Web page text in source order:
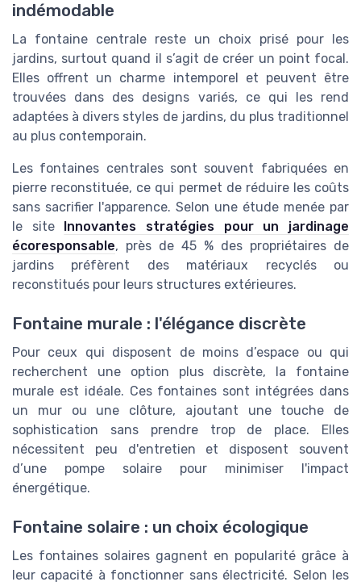
indémodable
La fontaine centrale reste un choix prisé pour les
jardins, surtout quand il s’agit de créer un point focal.
Elles offrent un charme intemporel et peuvent être
trouvées dans des designs variés, ce qui les rend
adaptées à divers styles de jardins, du plus traditionnel
au plus contemporain.
Les fontaines centrales sont souvent fabriquées en
pierre reconstituée, ce qui permet de réduire les coûts
sans sacrifier l'apparence. Selon une étude menée par
le site Innovantes stratégies pour un jardinage
écoresponsable, près de 45 % des propriétaires de
jardins préfèrent des matériaux recyclés ou
reconstitués pour leurs structures extérieures.
Fontaine murale : l'élégance discrète
Pour ceux qui disposent de moins d’espace ou qui
recherchent une option plus discrète, la fontaine
murale est idéale. Ces fontaines sont intégrées dans
un mur ou une clôture, ajoutant une touche de
sophistication sans prendre trop de place. Elles
nécessitent peu d'entretien et disposent souvent
d’une pompe solaire pour minimiser l'impact
énergétique.
Fontaine solaire : un choix écologique
Les fontaines solaires gagnent en popularité grâce à
leur capacité à fonctionner sans électricité. Selon les